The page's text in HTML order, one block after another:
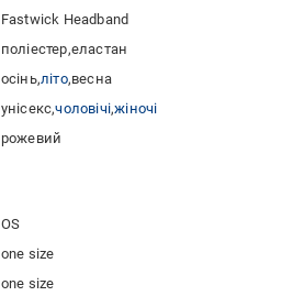
Fastwick Headband
поліестер еластан
осінь літо весна
унісекс чоловічі жіночі
рожевий
OS
one size
one size